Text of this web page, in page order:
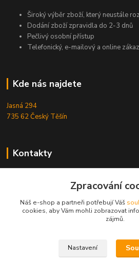
Široký výběr zboží, který neustále
Dodání zboží zpravidla do 2-3 dnů
Pečlivý osobní přístup
Telefonický, e-mailový a online
Kde nás najdete
Jasná 294
735 62 Český Těšín
Kontakty
+420724095453
info@reefhome.cz
Zpracování
Náš e-shop a partneři potřebují Váš
cookies, aby Vám mohli zobrazovat
zájmů.
Nastavení